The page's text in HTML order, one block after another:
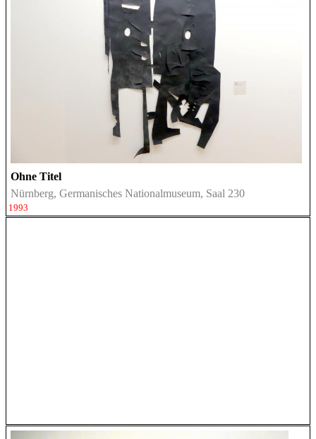
Ohne Titel
Nürnberg, Germanisches Nationalmuseum, Saal 230
1993